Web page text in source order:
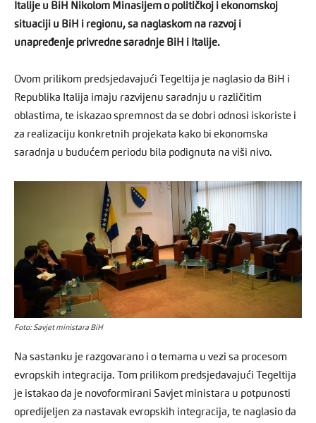
Italije u BiH Nikolom Minasijem o političkoj i ekonomskoj
situaciji u BiH i regionu, sa naglaskom na razvoj i
unapređenje privredne saradnje BiH i Italije.
Ovom prilikom predsjedavajući Tegeltija je naglasio da BiH i
Republika Italija imaju razvijenu saradnju u različitim
oblastima, te iskazao spremnost da se dobri odnosi iskoriste i
za realizaciju konkretnih projekata kako bi ekonomska
saradnja u budućem periodu bila podignuta na viši nivo.
Foto: Savjet ministara BiH
Na sastanku je razgovarano i o temama u vezi sa procesom
evropskih integracija. Tom prilikom predsjedavajući Tegeltija
je istakao da je novoformirani Savjet ministara u potpunosti
opredijeljen za nastavak evropskih integracija, te naglasio da